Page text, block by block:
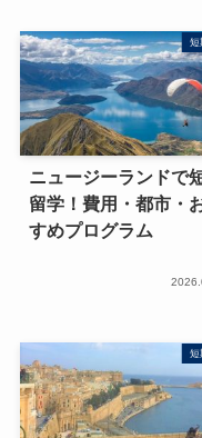
短
ニュージーランドで
留学！費用・都市・
すめプログラム
短